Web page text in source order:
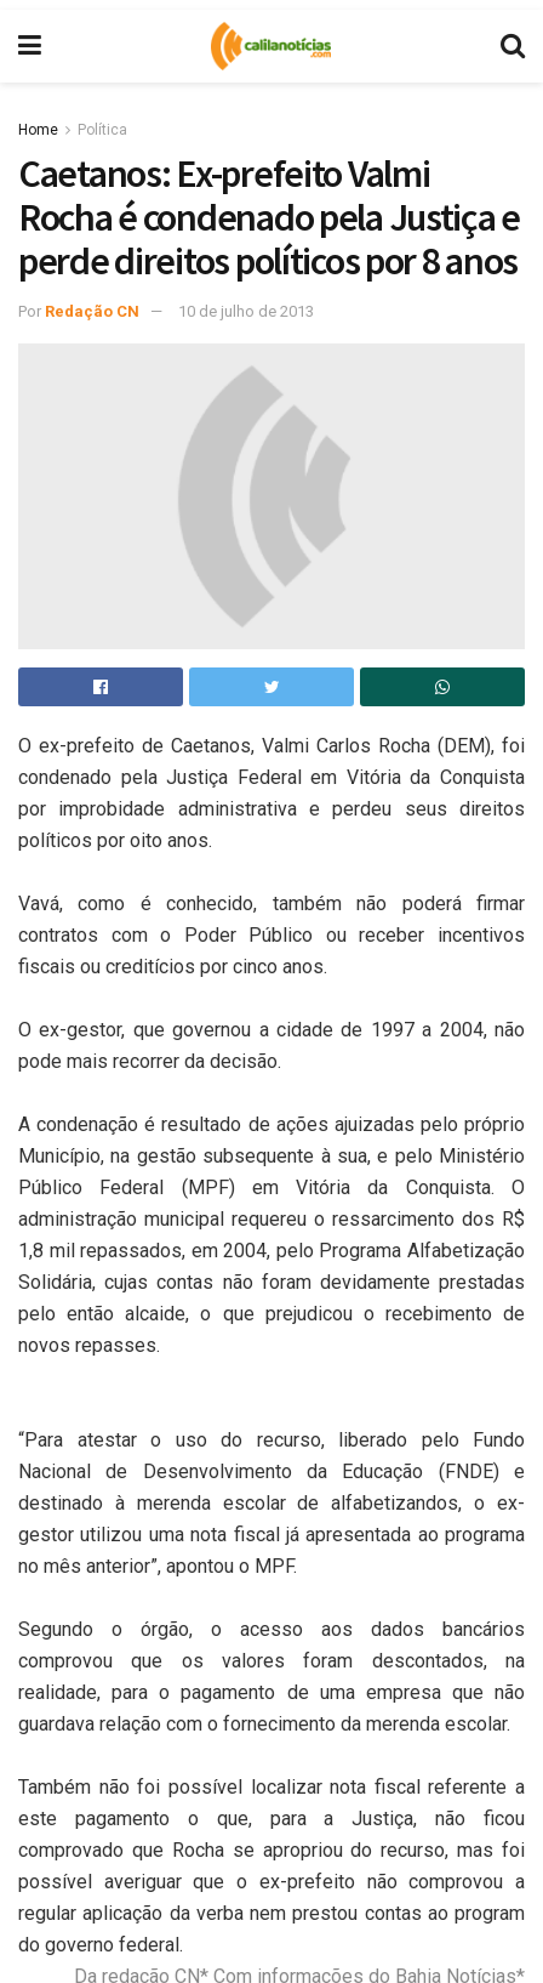
Home Política
Caetanos: Ex-prefeito Valmi
Rocha é condenado pela Justiça e
perde direitos políticos por 8 anos
Por Redação CN 10 de julho de 2013
O ex-prefeito de Caetanos, Valmi Carlos Rocha (DEM), foi
condenado pela Justiça Federal em Vitória da Conquista
por improbidade administrativa e perdeu seus direitos
políticos por oito anos.
Vavá, como é conhecido, também não poderá firmar
contratos com o Poder Público ou receber incentivos
fiscais ou creditícios por cinco anos.
O ex-gestor, que governou a cidade de 1997 a 2004, não
pode mais recorrer da decisão.
A condenação é resultado de ações ajuizadas pelo próprio
Município, na gestão subsequente à sua, e pelo Ministério
Público Federal (MPF) em Vitória da Conquista. O
administração municipal requereu o ressarcimento dos R$
1,8 mil repassados, em 2004, pelo Programa Alfabetização
Solidária, cujas contas não foram devidamente prestadas
pelo então alcaide, o que prejudicou o recebimento de
novos repasses.
“Para atestar o uso do recurso, liberado pelo Fundo
Nacional de Desenvolvimento da Educação (FNDE) e
destinado à merenda escolar de alfabetizandos, o ex-
gestor utilizou uma nota fiscal já apresentada ao programa
no mês anterior”, apontou o MPF.
Segundo o órgão, o acesso aos dados bancários
comprovou que os valores foram descontados, na
realidade, para o pagamento de uma empresa que não
guardava relação com o fornecimento da merenda escolar.
Também não foi possível localizar nota fiscal referente a
este pagamento o que, para a Justiça, não ficou
comprovado que Rocha se apropriou do recurso, mas foi
possível averiguar que o ex-prefeito não comprovou a
regular aplicação da verba nem prestou contas ao program
do governo federal.
Da redação CN* Com informações do Bahia Notícias*